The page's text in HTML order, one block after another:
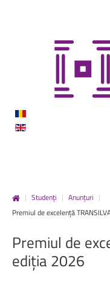
| Studenți | Anunțuri |
Premiul de excelență
Premiul de
ediția 2026